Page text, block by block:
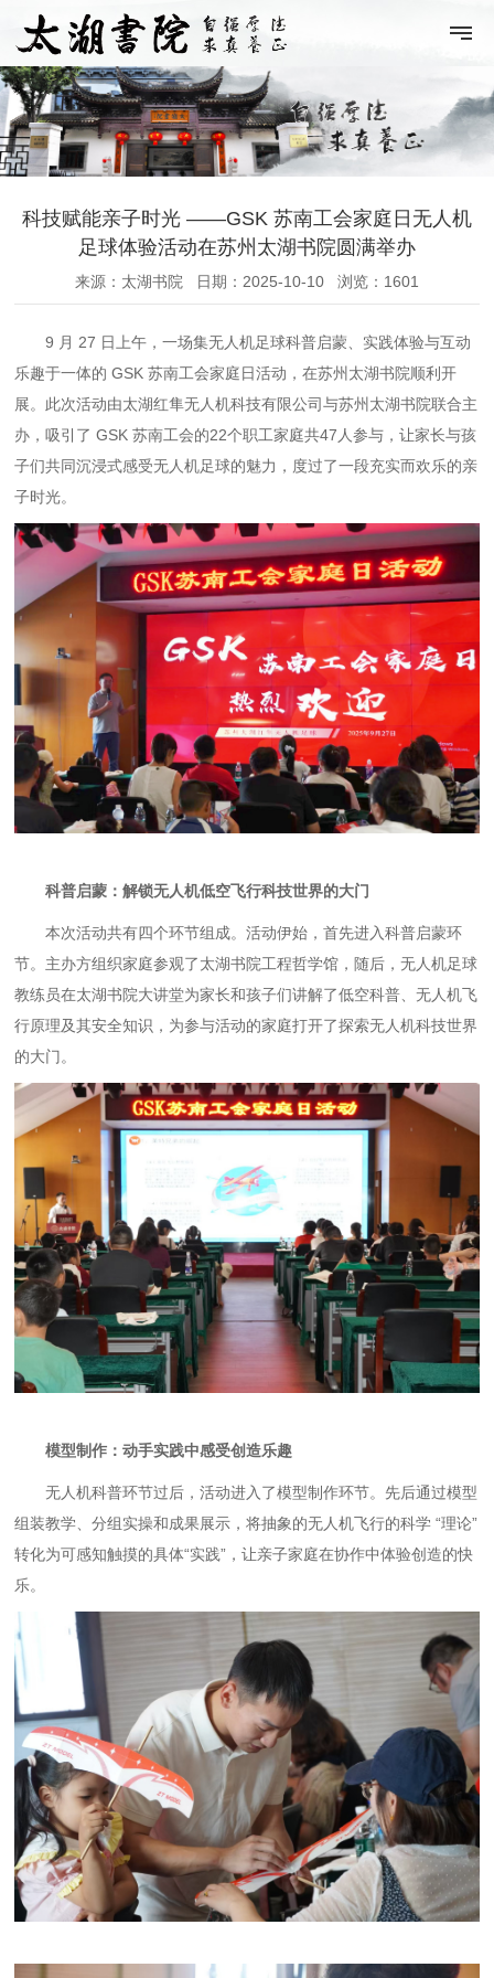
科技赋能亲子时光 ——GSK 苏南工会家庭日无人机
足球体验活动在苏州太湖书院圆满举办
来源：太湖书院 日期：2025-10-10 浏览：1601
9 月 27 日上午，一场集无人机足球科普启蒙、实践体验与互动
乐趣于一体的 GSK 苏南工会家庭日活动，在苏州太湖书院顺利开
展。此次活动由太湖红隼无人机科技有限公司与苏州太湖书院联合主
办，吸引了 GSK 苏南工会的22个职工家庭共47人参与，让家长与孩
子们共同沉浸式感受无人机足球的魅力，度过了一段充实而欢乐的亲
子时光。
科普启蒙：解锁无人机低空飞行科技世界的大门
本次活动共有四个环节组成。活动伊始，首先进入科普启蒙环
节。主办方组织家庭参观了太湖书院工程哲学馆，随后，无人机足球
教练员在太湖书院大讲堂为家长和孩子们讲解了低空科普、无人机飞
行原理及其安全知识，为参与活动的家庭打开了探索无人机科技世界
的大门。
模型制作：动手实践中感受创造乐趣
无人机科普环节过后，活动进入了模型制作环节。 先后通过模型
组装教学、分组实操和成果展示，将抽象的无人机飞行的科学 “理论”
转化为可感知触摸的具体“实践”，让亲子家庭在协作中体验创造的快
乐。